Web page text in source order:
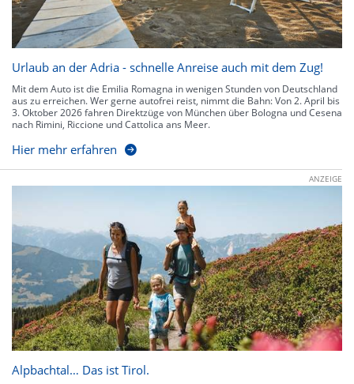
Urlaub an der Adria - schnelle Anreise auch mit dem Zug!
Mit dem Auto ist die Emilia Romagna in wenigen Stunden von Deutschland
aus zu erreichen. Wer gerne autofrei reist, nimmt die Bahn: Von 2. April bis
3. Oktober 2026 fahren Direktzüge von München über Bologna und Cesena
nach Rimini, Riccione und Cattolica ans Meer.
Hier mehr erfahren
ANZEIGE
Alpbachtal… Das ist Tirol.